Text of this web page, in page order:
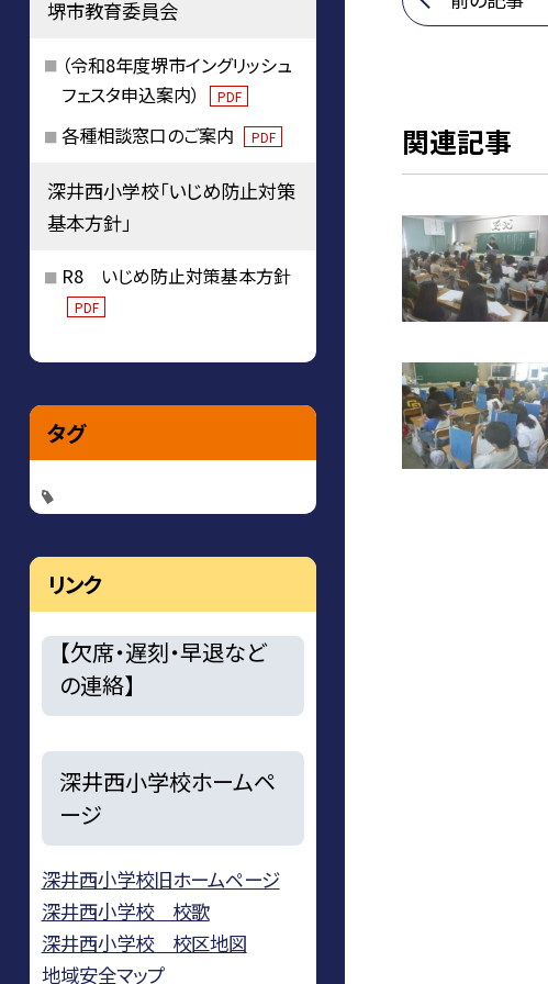
関連記事
堺市教育委員会
（令和8年度堺市イングリッシュ
フェスタ申込案内）
PDF
各種相談窓口のご案内 PDF
深井西小学校「いじめ防止対策
基本方針」
R8 いじめ防止対策基本方針
PDF
タグ
リンク
【欠席・遅刻・早退など
の連絡】
深井西小学校ホームペ
ージ
深井西小学校旧ホームページ
深井西小学校 校歌
深井西小学校 校区地図
地域安全マップ